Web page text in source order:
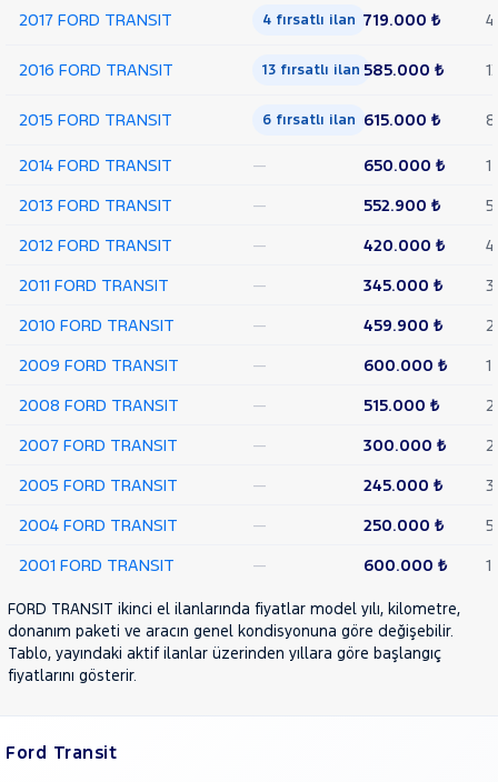
UZUN
ARKA
VAN
L
350 L
TAVAN
CUSTOM
ISUZU
Iveco
Jaecoo
KIA
LANCIA
BENZ
MINI
2017 FORD TRANSIT 4 fırsatlı ilan 719.000 ₺ 4
2016 FORD TRANSIT 13 fırsatlı ilan 585.000 ₺
2015 FORD TRANSIT 6 fırsatlı ilan 615.000 ₺ 8
2014 FORD TRANSIT — 650.000 ₺
1
2013 FORD TRANSIT
— 552.900 ₺
5
2012 FORD TRANSIT
— 420.000 ₺
4
2011 FORD TRANSIT
— 345.000 ₺
3
2010 FORD TRANSIT
— 459.900 ₺
2
2009 FORD TRANSIT
— 600.000 ₺
1
2008 FORD TRANSIT
— 515.000 ₺
2
2007 FORD TRANSIT
— 300.000 ₺
2
2005 FORD TRANSIT
— 245.000 ₺
3
2004 FORD TRANSIT
— 250.000 ₺
5
2001 FORD TRANSIT
— 600.000 ₺ 1
FORD TRANSIT ikinci el ilanlarında fiyatlar model yılı, kilometre,
donanım paketi ve aracın genel kondisyonuna göre değişebilir.
Tablo, yayındaki aktif ilanlar üzerinden yıllara göre başlangıç
fiyatlarını gösterir.
Ford Transit